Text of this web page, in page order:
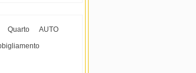
Quarto
AUTO